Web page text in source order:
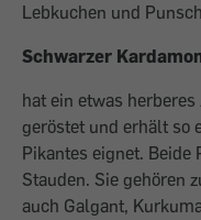
Lebkuchen und
Schwarzer
hat ein etwas
geröstet und erhält so
Pikantes eignet.
Stauden. Sie gehören
auch Galgant,